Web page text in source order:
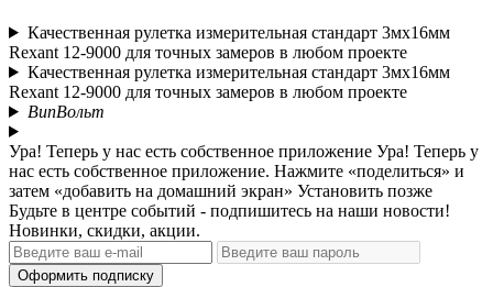
Качественная рулетка измерительная стандарт 3мх16мм
Rexant 12-9000 для точных замеров в любом проекте
Качественная рулетка измерительная стандарт 3мх16мм
Rexant 12-9000 для точных замеров в любом проекте
ВипВольт
Ура! Теперь у нас есть собственное приложение Ура! Теперь у
нас есть собственное приложение. Нажмите «поделиться» и
затем «добавить на домашний экран» Установить позже
Будьте в центре событий - подпишитесь на наши новости!
Новинки, скидки, акции.
Оформить подписку